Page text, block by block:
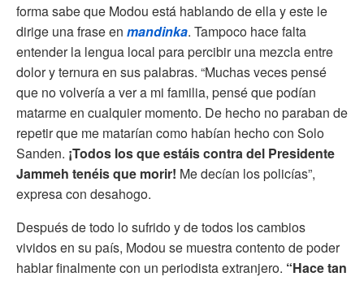
forma sabe que Modou está hablando de ella y este le
dirige una frase en mandinka. Tampoco hace falta
entender la lengua local para percibir una mezcla entre
dolor y ternura en sus palabras. “Muchas veces pensé
que no volvería a ver a mi familia, pensé que podían
matarme en cualquier momento. De hecho no paraban de
repetir que me matarían como habían hecho con Solo
Sanden. ¡Todos los que estáis contra del Presidente
Jammeh tenéis que morir! Me decían los policías”,
expresa con desahogo.
Después de todo lo sufrido y de todos los cambios
vividos en su país, Modou se muestra contento de poder
hablar finalmente con un periodista extranjero. “Hace tan